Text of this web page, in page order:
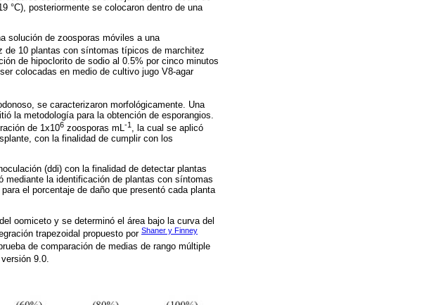
°C), posteriormente se colocaron dentro de una
solución de zoosporas móviles a una
de 10 plantas con síntomas típicos de marchitez
de hipoclorito de sodio al 0.5% por cinco minutos
colocadas en medio de cultivo jugo V8-agar
se caracterizaron morfológicamente. Una
la metodología para la obtención de esporangios.
de 1x106 zoosporas mL-1 , la cual se aplicó
con la finalidad de cumplir con los
(ddi) con la finalidad de detectar plantas
mediante la identificación de plantas con síntomas
el porcentaje de daño que presentó cada planta
oomiceto y se determinó el área bajo la curva del
trapezoidal propuesto por Shaner y Finney
de comparación de medias de rango múltiple
versión 9.0.